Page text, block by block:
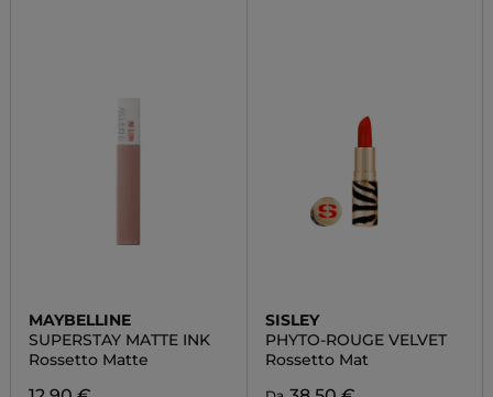
MAYBELLINE
SUPERSTAY MATTE INK
Rossetto Matte
SISLEY
PHYTO-ROUGE VELVET
Rossetto Mat